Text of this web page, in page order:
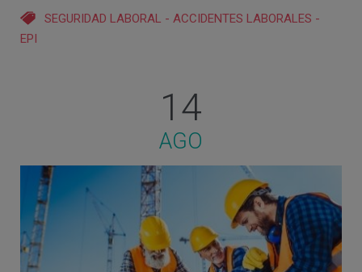
SEGURIDAD LABORAL - ACCIDENTES LABORALES -
EPI
14
AGO